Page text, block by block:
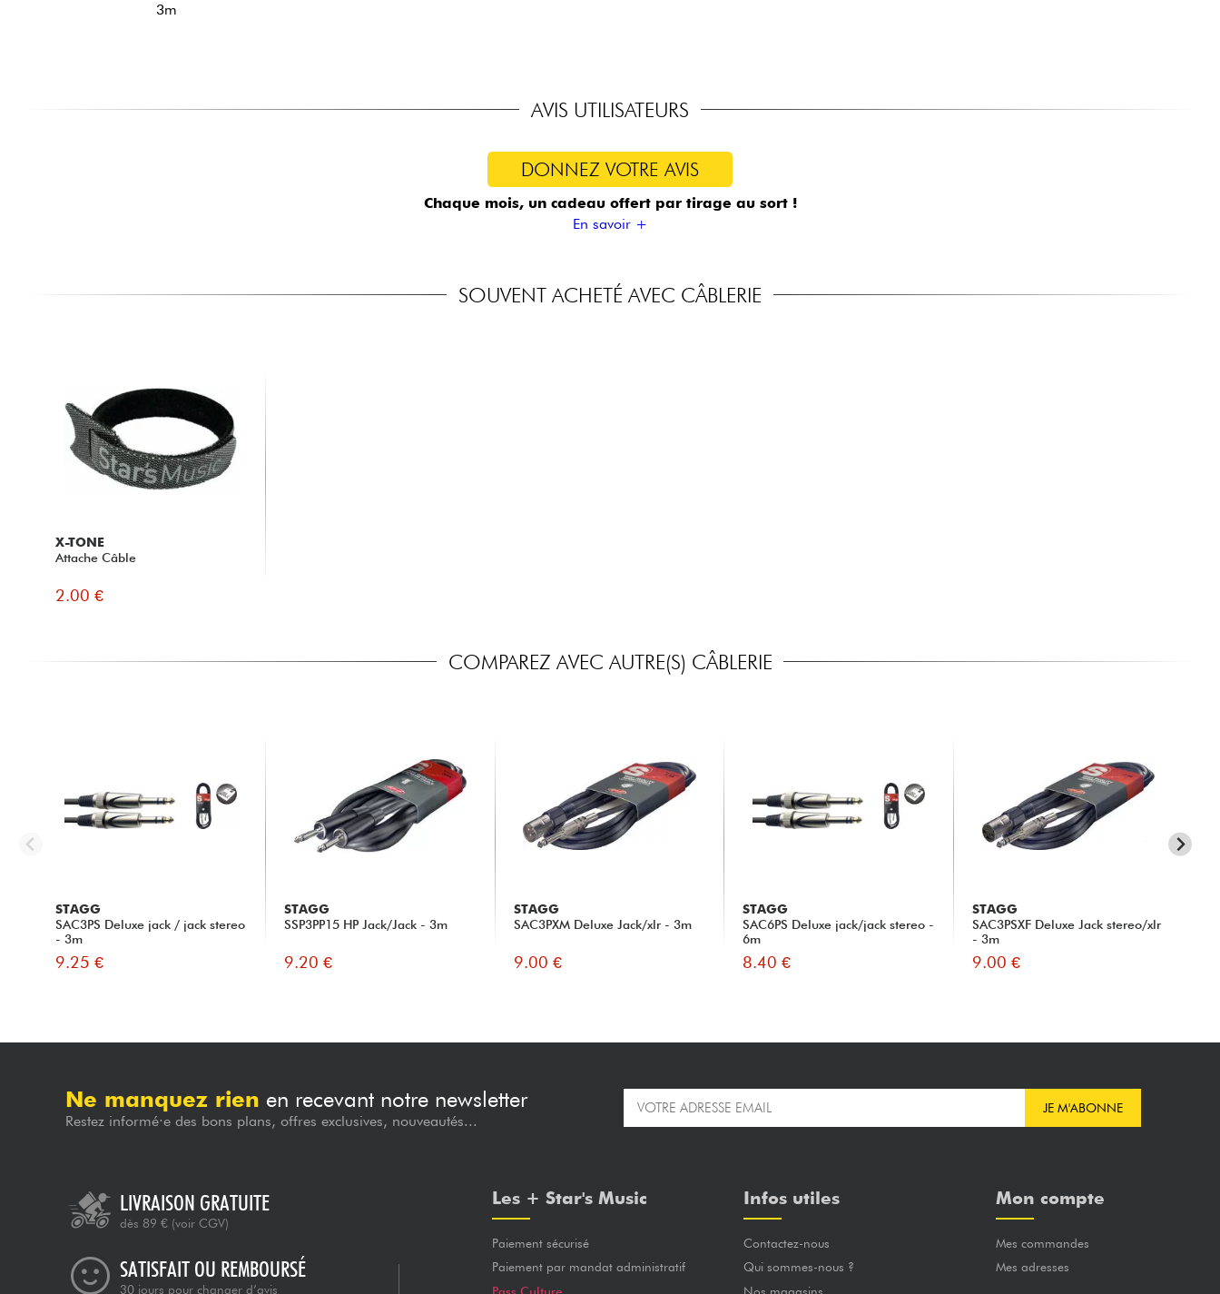
3m
AVIS UTILISATEURS
DONNEZ VOTRE AVIS
Chaque mois, un cadeau offert par tirage au sort !
En savoir +
SOUVENT ACHETÉ AVEC CÂBLERIE
X-TONE
Attache Câble
2.00 €
COMPAREZ AVEC AUTRE(S) CÂBLERIE
STAGG
SAC3PS Deluxe jack / jack stereo
- 3m
9.25 €
STAGG
SSP3PP15 HP Jack/Jack - 3m
9.20 €
STAGG
SAC3PXM Deluxe Jack/xlr - 3m
9.00 €
STAGG
SAC6PS Deluxe jack/jack stereo -
6m
8.40 €
STAGG
SAC3PSXF Deluxe Jack stereo/xlr
- 3m
9.00 €
Ne manquez rien en recevant notre newsletter
Restez informé·e des bons plans, offres exclusives, nouveautés...
JE M'ABONNE
LIVRAISON GRATUITE
dès 89 € (voir CGV)
SATISFAIT OU REMBOURSÉ
30 jours pour changer d’avis
Les + Star's Music
Paiement sécurisé
Paiement par mandat administratif
Infos utiles
Contactez-nous
Qui sommes-nous ?
Mon compte
Mes commandes
Mes adresses